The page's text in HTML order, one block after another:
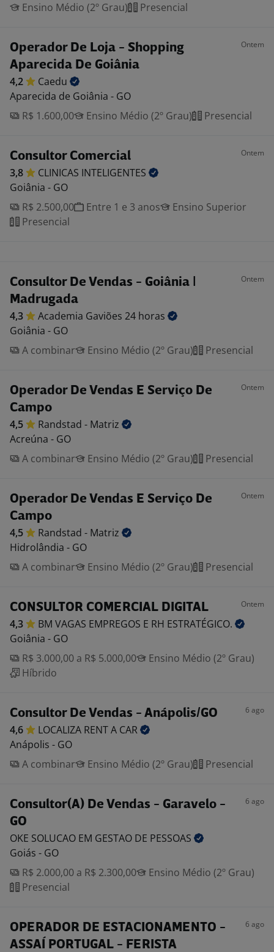
Ensino Médio (2º Grau)
Presencial
Operador De Loja - Shopping
Aparecida De Goiânia
Ontem
4,2
Caedu
Aparecida de Goiânia - GO
R$ 1.600,00
Ensino Médio (2º Grau) Presencial
Consultor Comercial Ontem
3,8 CLINICAS INTELIGENTES
Goiânia - GO
R$ 2.500,00
Entre 1 e 3 anos
Ensino Superior
Presencial
Consultor De Vendas - Goiânia |
Madrugada
Ontem
4,3 Academia Gaviões 24 horas
Goiânia - GO
A combinar
Ensino Médio (2º Grau) Presencial
Operador De Vendas E Serviço De
Campo
Ontem
4,5 Randstad - Matriz
Acreúna - GO
A combinar
Ensino Médio (2º Grau) Presencial
Operador De Vendas E Serviço De
Campo
Ontem
4,5 Randstad - Matriz
Hidrolândia - GO
A combinar
Ensino Médio (2º Grau) Presencial
CONSULTOR COMERCIAL DIGITAL Ontem
4,3 BM VAGAS EMPREGOS E RH ESTRATÉGICO.
Goiânia - GO
R$ 3.000,00 a R$ 5.000,00
Ensino Médio (2º Grau)
Híbrido
Consultor De Vendas - Anápolis/GO 6 ago
4,6 LOCALIZA RENT A CAR
Anápolis - GO
A combinar
Ensino Médio (2º Grau) Presencial
Consultor(A) De Vendas - Garavelo -
GO
6 ago
OKE SOLUCAO EM GESTAO DE PESSOAS
Goiás - GO
R$ 2.000,00 a R$ 2.300,00
Ensino Médio (2º Grau)
Presencial
OPERADOR DE ESTACIONAMENTO -
ASSAÍ PORTUGAL - FERISTA
6 ago